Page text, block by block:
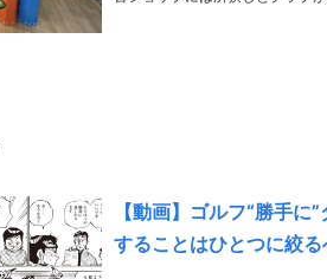
【動画】ゴルフ“勝手
することはひとつに絞